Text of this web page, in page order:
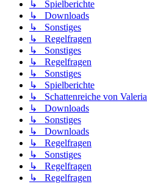
↳ Spielberichte
↳ Downloads
↳ Sonstiges
↳ Regelfragen
↳ Sonstiges
↳ Regelfragen
↳ Sonstiges
↳ Spielberichte
↳ Schattenreiche von Valeria
↳ Downloads
↳ Sonstiges
↳ Downloads
↳ Regelfragen
↳ Sonstiges
↳ Regelfragen
↳ Regelfragen